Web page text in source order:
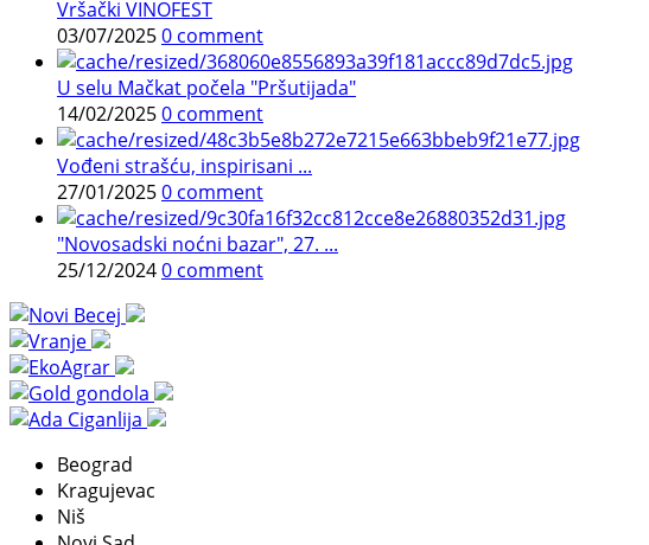
Vršački VINOFEST
03/07/20250 comment
U selu Mačkat počela "Pršutijada"
14/02/20250 comment
Vođeni strašću, inspirisani ...
27/01/20250 comment
"Novosadski noćni bazar", 27. ...
25/12/20240 comment
Beograd
Kragujevac
Niš